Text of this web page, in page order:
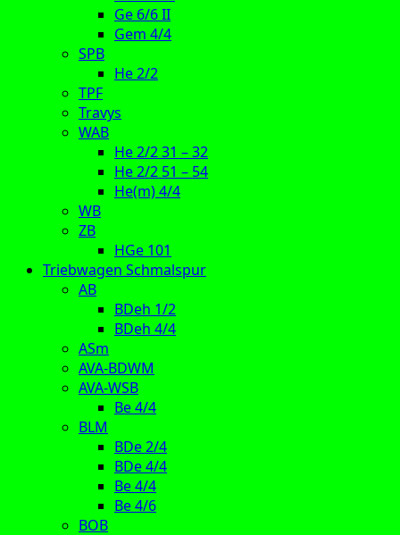
Ge 6/6 II
Gem 4/4
SPB
He 2/2
TPF
Travys
WAB
He 2/2 31 – 32
He 2/2 51 – 54
He(m) 4/4
WB
ZB
HGe 101
Triebwagen Schmalspur
AB
BDeh 1/2
BDeh 4/4
ASm
AVA-BDWM
AVA-WSB
Be 4/4
BLM
BDe 2/4
BDe 4/4
Be 4/4
Be 4/6
BOB